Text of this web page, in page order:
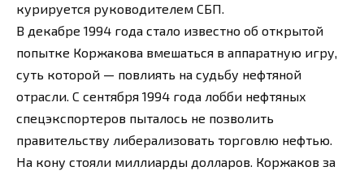
курируется руководителем СБП.
В декабре 1994 года стало известно об открытой
попытке Коржакова вмешаться в аппаратную игру,
суть которой — повлиять на судьбу нефтяной
отрасли. С сентября 1994 года лобби нефтяных
спецэкспортеров пыталось не позволить
правительству либерализовать торговлю нефтью.
На кону стояли миллиарды долларов. Коржаков за